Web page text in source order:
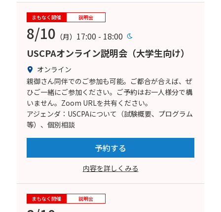
まもなく開催 説明会
8/10 （月） 17:00 - 18:00
USCPAオンライン説明会（大学生向け）
オンライン
親御さん同伴でのご参加も可能。ご都合が合えば、ぜ
ひご一緒にご参加ください。ご予約はお一人様分で構
いません。Zoom URLを共有ください。
アジェンダ：USCPAについて（試験概要、プログラム
等）、個別相談
予約する
内容を詳しくみる
まもなく開催 説明会